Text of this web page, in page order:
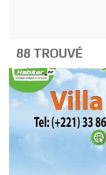
88 TROUVÉ